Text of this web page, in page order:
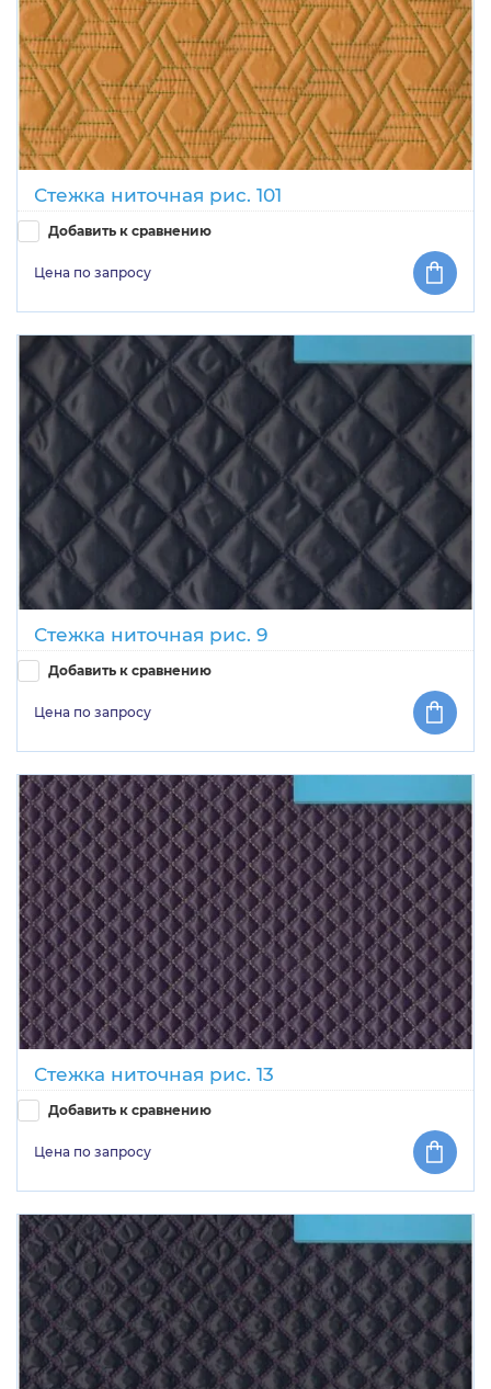
Стежка ниточная рис. 101
Добавить к сравнению
Цена по запросу
Стежка ниточная рис. 9
Добавить к сравнению
Цена по запросу
Стежка ниточная рис. 13
Добавить к сравнению
Цена по запросу